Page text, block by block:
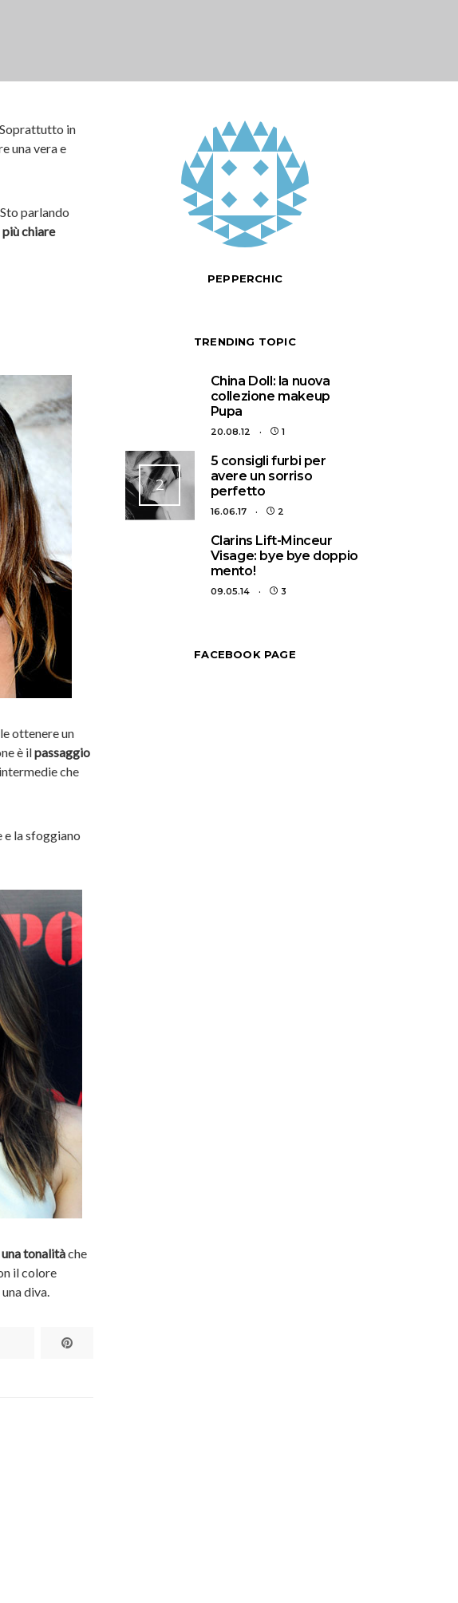
in
una vera e
parlando
chiare
ottenere un
è ilpassaggio
che
la sfoggiano
tonalitàche
il colore
diva.
PEPPERCHIC
TRENDING TOPIC
China Doll: la nuova
collezione makeup
Pupa
20.08.12 1
2
5 consigli furbi per
avere un sorriso
perfetto
16.06.17 2
Clarins Lift-Minceur
Visage: bye bye doppio
mento!
09.05.14 3
FACEBOOK PAGE